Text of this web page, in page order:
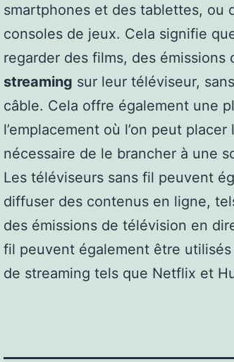
smartphones et des tablettes, ou
consoles de jeux. Cela signifie
regarder des films, des
streaming sur leur téléviseur,
câble. Cela offre également une
l’emplacement où l’on peut
nécessaire de le brancher à une
Les téléviseurs sans fil peuvent
diffuser des contenus en ligne,
des émissions de télévision en
fil peuvent également être
de streaming tels que Netflix et